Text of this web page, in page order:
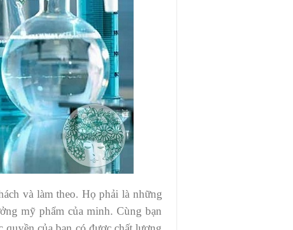
và làm theo. Họ phải là những
mỹ phẩm của minh. Cùng bạn